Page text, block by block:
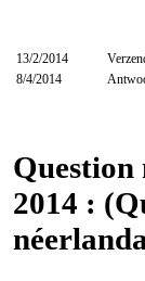
13/2/2014
8/4/2014
Question
2014 :